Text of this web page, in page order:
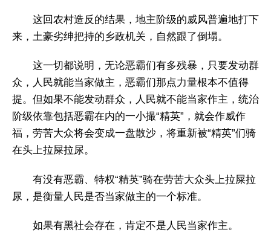
这回农村造反的结果，地主阶级的威风普遍地打下
来，土豪劣绅把持的乡政机关，自然跟了倒塌。
这一切都说明，无论恶霸们有多残暴，只要发动群
众，人民就能当家做主，恶霸们那点力量根本不值得
提。但如果不能发动群众，人民就不能当家作主，统治
阶级依靠包括恶霸在内的一小撮“精英”，就会作威作
福，劳苦大众将会变成一盘散沙，将重新被“精英”们骑
在头上拉屎拉尿。
有没有恶霸、特权“精英”骑在劳苦大众头上拉屎拉
尿，是衡量人民是否当家做主的一个标准。
如果有黑社会存在，肯定不是人民当家作主。